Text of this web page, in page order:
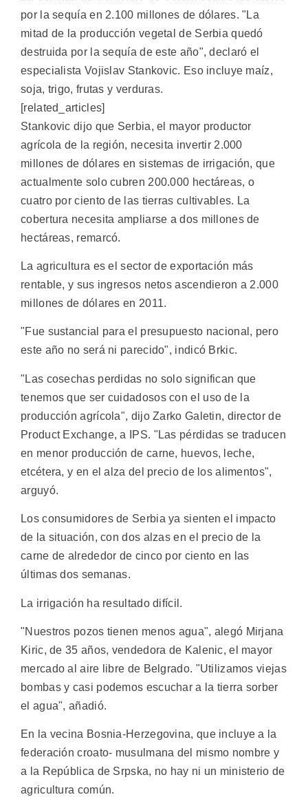
por la sequía en 2.100 millones de dólares. "La
mitad de la producción vegetal de Serbia quedó
destruida por la sequía de este año", declaró el
especialista Vojislav Stankovic. Eso incluye maíz,
soja, trigo, frutas y verduras.
[related_articles]
Stankovic dijo que Serbia, el mayor productor
agrícola de la región, necesita invertir 2.000
millones de dólares en sistemas de irrigación, que
actualmente solo cubren 200.000 hectáreas, o
cuatro por ciento de las tierras cultivables. La
cobertura necesita ampliarse a dos millones de
hectáreas, remarcó.
La agricultura es el sector de exportación más
rentable, y sus ingresos netos ascendieron a 2.000
millones de dólares en 2011.
"Fue sustancial para el presupuesto nacional, pero
este año no será ni parecido", indicó Brkic.
"Las cosechas perdidas no solo significan que
tenemos que ser cuidadosos con el uso de la
producción agrícola", dijo Zarko Galetin, director de
Product Exchange, a IPS. "Las pérdidas se traducen
en menor producción de carne, huevos, leche,
etcétera, y en el alza del precio de los alimentos",
arguyó.
Los consumidores de Serbia ya sienten el impacto
de la situación, con dos alzas en el precio de la
carne de alrededor de cinco por ciento en las
últimas dos semanas.
La irrigación ha resultado difícil.
"Nuestros pozos tienen menos agua", alegó Mirjana
Kiric, de 35 años, vendedora de Kalenic, el mayor
mercado al aire libre de Belgrado. "Utilizamos viejas
bombas y casi podemos escuchar a la tierra sorber
el agua", añadió.
En la vecina Bosnia-Herzegovina, que incluye a la
federación croato- musulmana del mismo nombre y
a la República de Srpska, no hay ni un ministerio de
agricultura común.